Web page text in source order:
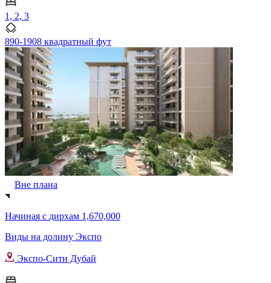
1, 2, 3
890-1908 квадратный фут
Вне плана
Начиная с дирхам 1,670,000
Виды на долину Экспо
Экспо-Сити Дубай